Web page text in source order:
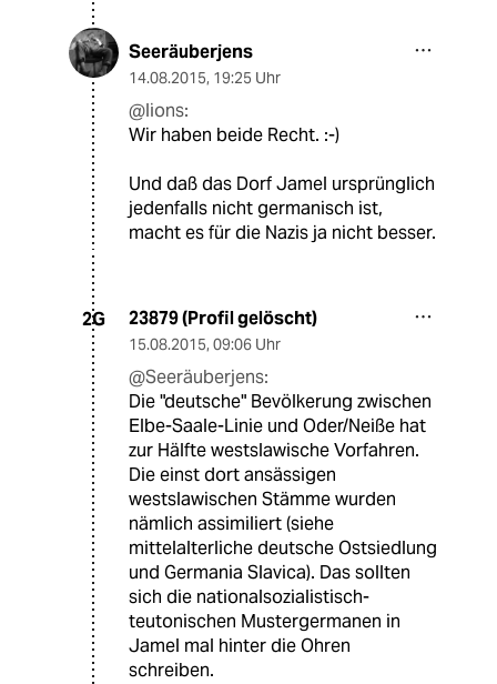
Seeräuberjens
14.08.2015, 19:25 Uhr
@lions:
Wir haben beide Recht. :-)
Und daß das Dorf Jamel ursprünglich
jedenfalls nicht germanisch ist,
macht es für die Nazis ja nicht besser.
2G 23879 (Profil gelöscht)
15.08.2015, 09:06 Uhr
@Seeräuberjens:
Die "deutsche" Bevölkerung zwischen
Elbe-Saale-Linie und Oder/Neiße hat
zur Hälfte westslawische Vorfahren.
Die einst dort ansässigen
westslawischen Stämme wurden
nämlich assimiliert (siehe
mittelalterliche deutsche Ostsiedlung
und Germania Slavica). Das sollten
sich die nationalsozialistisch-
teutonischen Mustergermanen in
Jamel mal hinter die Ohren
schreiben.